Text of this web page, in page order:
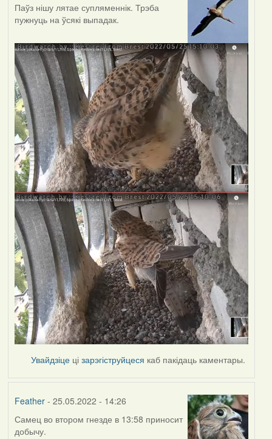
Паўз нішу лятае супляменнік. Трэба
пужнуць на ўсякі выпадак.
Увайдзіце цізарэгіструйцеся каб пакідаць каментары.
Feather- 25.05.2022 - 14:26
Самец во втором гнезде в 13:58 приносит
добычу.